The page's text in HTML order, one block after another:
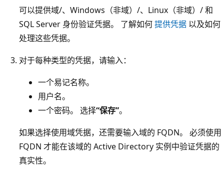
可以提供域/、Windows（非域）/、Linux（非域）/ 和
SQL Server 身份验证凭据。 了解如何提供凭据 以及如何
处理这些凭据。
对于每种类型的凭据，请输入：
一个易记名称。
用户名。
一个密码。 选择“保存”。
如果选择使用域凭据，还需要输入域的 FQDN。 必须使用
FQDN 才能在该域的 Active Directory 实例中验证凭据的
真实性。